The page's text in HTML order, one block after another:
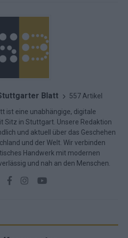
Blatt 557 Artikel
ist eine unabhängige, digitale
Sitz in Stuttgart. Unsere Redaktion
und aktuell über das Geschehen
und der Welt. Wir verbinden
Handwerk mit modernen
und nah an den Menschen.